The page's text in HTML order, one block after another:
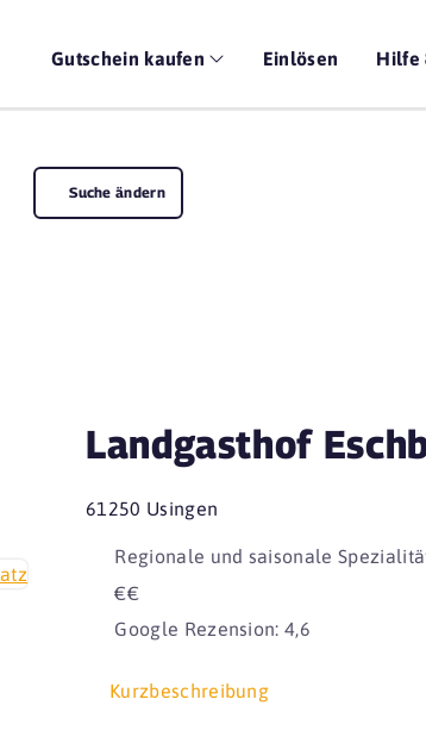
Gutschein kaufen Einlösen Hilfe
Suche ändern
Landgasthof
61250 Usingen
Regionale und saisonale
€€
Google Rezension: 4,6
Kurzbeschreibung